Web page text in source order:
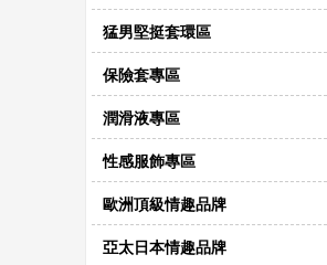
猛男堅挺套環區
保險套專區
潤滑液專區
性感服飾專區
歐洲頂級情趣品牌
亞太日本情趣品牌